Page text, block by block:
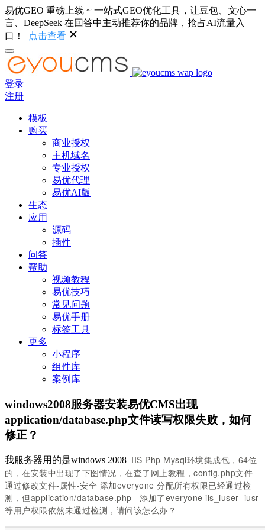
易优GEO 重磅上线 ~ 一站式GEO优化工具，让豆包、文心一
言、DeepSeek 在回答中主动推荐你的品牌，抢占AI流量入
口！
点击查看
登录
注册
模板
购买
商业授权
主机域名
专业授权
易优代理
易优AI版
生态+
应用
源码
插件
问答
帮助
视频教程
易优技巧
常见问题
易优手册
标签工具
更多
小程序
组件库
案例库
windows2008服务器安装易优CMS出现
application/database.php文件读写权限失败，如何
修正？
我服务器用的是windows 2008 IIS Php Mysql环境集成包，64位
的， 在安装中出现了下图情况，在查了网上教程，config.php文件
通过修改文件-属性-安全 添加everyone 分配所有权限已经通过检
测，但application/database.php 添加了everyone iis_iuser iusr
等用户权限依然未通过检测，请问该怎么办？